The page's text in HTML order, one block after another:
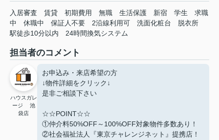
入居審査 賃貸 初期費用 無職 生活保護 新宿 学生
求職
中
休職中 保証人不要 2沿線利用可 洗面化粧台
脱衣所
駅徒歩10分以内
24時間換気システム
担当者のコメント
ハウスガレ
ージ 池
袋店
お申込み・来店希望の方
↓物件詳細をクリック↓
是非ご相談下さい
☆☆POINT☆☆
①仲介料50%OFF～100%OFF対象物件多数あり！
②社会福祉法人『東京チャレンジネット』提携店！